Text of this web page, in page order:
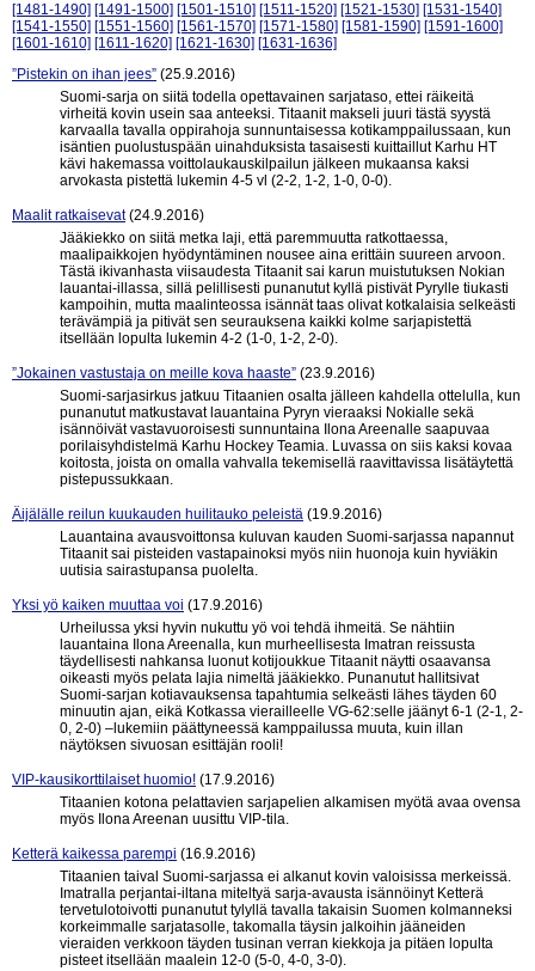
[1481-1490] [1491-1500] [1501-1510] [1511-1520] [1521-1530] [1531-1540]
[1541-1550] [1551-1560] [1561-1570] [1571-1580] [1581-1590] [1591-1600]
[1601-1610] [1611-1620] [1621-1630] [1631-1636]
”Pistekin on ihan jees” (25.9.2016)
Suomi-sarja on siitä todella opettavainen sarjataso, ettei räikeitä
virheitä kovin usein saa anteeksi. Titaanit makseli juuri tästä syystä
karvaalla tavalla oppirahoja sunnuntaisessa kotikamppailussaan, kun
isäntien puolustuspään uinahduksista tasaisesti kuittaillut Karhu HT
kävi hakemassa voittolaukauskilpailun jälkeen mukaansa kaksi
arvokasta pistettä lukemin 4-5 vl (2-2, 1-2, 1-0, 0-0).
Maalit ratkaisevat (24.9.2016)
Jääkiekko on siitä metka laji, että paremmuutta ratkottaessa,
maalipaikkojen hyödyntäminen nousee aina erittäin suureen arvoon.
Tästä ikivanhasta viisaudesta Titaanit sai karun muistutuksen Nokian
lauantai-illassa, sillä pelillisesti punanutut kyllä pistivät Pyrylle tiukasti
kampoihin, mutta maalinteossa isännät taas olivat kotkalaisia selkeästi
terävämpiä ja pitivät sen seurauksena kaikki kolme sarjapistettä
itsellään lopulta lukemin 4-2 (1-0, 1-2, 2-0).
”Jokainen vastustaja on meille kova haaste” (23.9.2016)
Suomi-sarjasirkus jatkuu Titaanien osalta jälleen kahdella ottelulla, kun
punanutut matkustavat lauantaina Pyryn vieraaksi Nokialle sekä
isännöivät vastavuoroisesti sunnuntaina Ilona Areenalle saapuvaa
porilaisyhdistelmä Karhu Hockey Teamia. Luvassa on siis kaksi kovaa
koitosta, joista on omalla vahvalla tekemisellä raavittavissa lisätäytettä
pistepussukkaan.
Äijälälle reilun kuukauden huilitauko peleistä (19.9.2016)
Lauantaina avausvoittonsa kuluvan kauden Suomi-sarjassa napannut
Titaanit sai pisteiden vastapainoksi myös niin huonoja kuin hyviäkin
uutisia sairastupansa puolelta.
Yksi yö kaiken muuttaa voi (17.9.2016)
Urheilussa yksi hyvin nukuttu yö voi tehdä ihmeitä. Se nähtiin
lauantaina Ilona Areenalla, kun murheellisesta Imatran reissusta
täydellisesti nahkansa luonut kotijoukkue Titaanit näytti osaavansa
oikeasti myös pelata lajia nimeltä jääkiekko. Punanutut hallitsivat
Suomi-sarjan kotiavauksensa tapahtumia selkeästi lähes täyden 60
minuutin ajan, eikä Kotkassa vierailleelle VG-62:selle jäänyt 6-1 (2-1, 2-
0, 2-0) –lukemiin päättyneessä kamppailussa muuta, kuin illan
näytöksen sivuosan esittäjän rooli!
VIP-kausikorttilaiset huomio! (17.9.2016)
Titaanien kotona pelattavien sarjapelien alkamisen myötä avaa ovensa
myös Ilona Areenan uusittu VIP-tila.
Ketterä kaikessa parempi (16.9.2016)
Titaanien taival Suomi-sarjassa ei alkanut kovin valoisissa merkeissä.
Imatralla perjantai-iltana miteltyä sarja-avausta isännöinyt Ketterä
tervetulotoivotti punanutut tylyllä tavalla takaisin Suomen kolmanneksi
korkeimmalle sarjatasolle, takomalla täysin jalkoihin jääneiden
vieraiden verkkoon täyden tusinan verran kiekkoja ja pitäen lopulta
pisteet itsellään maalein 12-0 (5-0, 4-0, 3-0).